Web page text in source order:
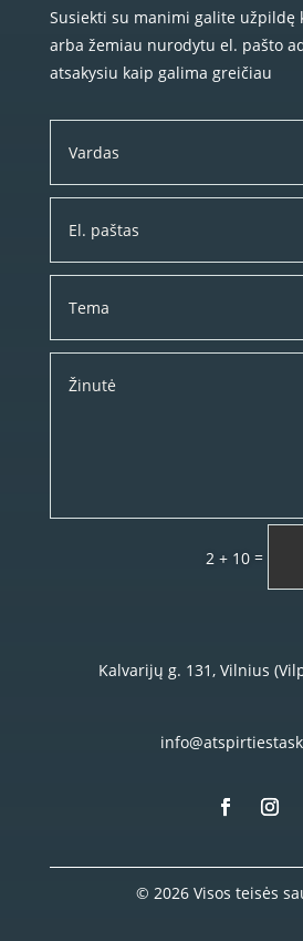
Susiekti su manimi galite užpildę
arba žemiau nurodytu el. pašto
atsakysiu kaip galima greičiau
2 + 10 =
Kalvarijų g. 131, Vilnius
© 2026 Visos teisės